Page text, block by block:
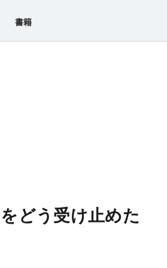
書籍
どう受け止めた